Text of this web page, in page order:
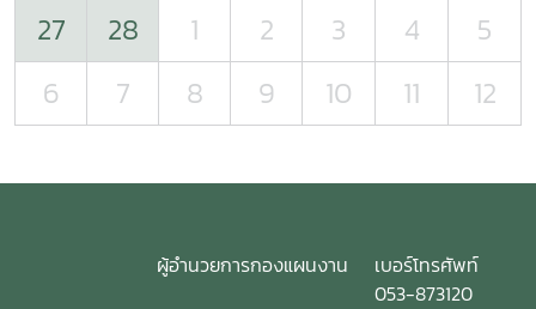
27
28 1 2 3 4
5
6
7 8 9 10 11 12
ผู้อำนวยการกองแผนงาน
เบอร์โทรศัพท์
053-873120